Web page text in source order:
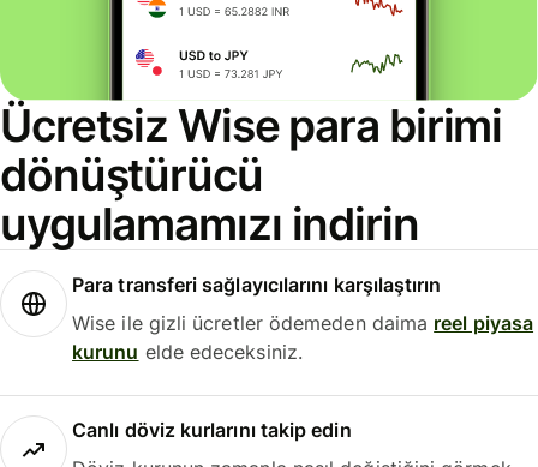
Ücretsiz Wise para birimi
dönüştürücü
uygulamamızı indirin
Para transferi sağlayıcılarını karşılaştırın
Wise ile gizli ücretler ödemeden daima reel piyasa
kurunu elde edeceksiniz.
Canlı döviz kurlarını takip edin